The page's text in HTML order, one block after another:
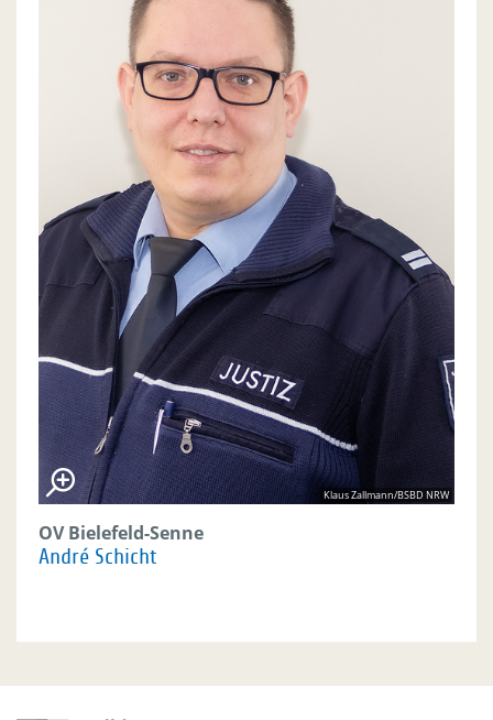
Klaus Zallmann/BSBD NRW
OV Bielefeld-Senne
André Schicht